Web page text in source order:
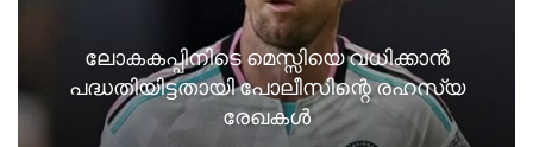
ലോകകപ്പിനിടെ മെസ്സിയെ വധിക്കാൻ
പദ്ധതിയിട്ടതായി പോലീസിന്റെ രഹസ്യ
രേഖകൾ